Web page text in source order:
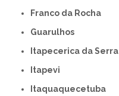
Franco da Rocha
Guarulhos
Itapecerica da Serra
Itapevi
Itaquaquecetuba